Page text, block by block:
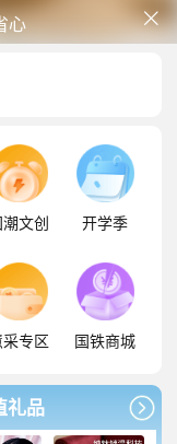
心

潮文创 开学季
采专区 国铁商城
礼品